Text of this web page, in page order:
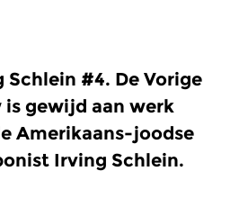
Schlein #4. De Vorige
is gewijd aan werk
Amerikaans-joodse
Irving Schlein.